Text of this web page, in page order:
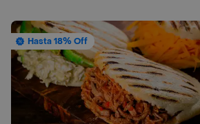
Hasta 18% Off